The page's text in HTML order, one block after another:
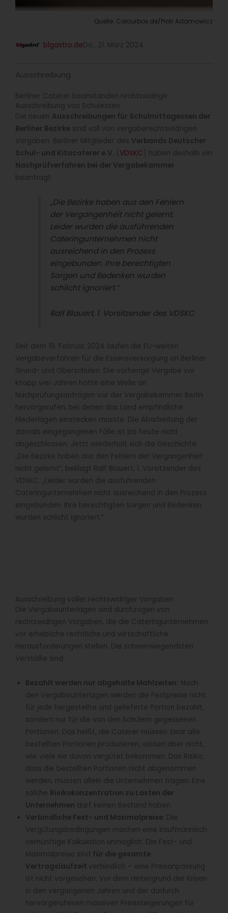
Quelle: Colourbox.de/Piotr Adamowicz
blgastro.deDo., 21. März 2024
Ausschreibung
Berliner Caterer beanstanden rechtswidrige
Ausschreibung von Schulessen
Die neuen Ausschreibungen für Schulmittagessen der
Berliner Bezirke sind voll von vergaberechtswidrigen
Vorgaben. Berliner Mitglieder des Verbands Deutscher
Schul- und Kitacaterer e.V. ( VDSKC ) haben deshalb ein
Nachprüfverfahren bei der Vergabekammer
beantragt.
„Die Bezirke haben aus den Fehlern
der Vergangenheit nicht gelernt.
Leider wurden die ausführenden
Cateringunternehmen nicht
ausreichend in den Prozess
eingebunden. Ihre berechtigten
Sorgen und Bedenken wurden
schlicht ignoriert.“
Ralf Blauert, 1. Vorsitzender des VDSKC
Seit dem 19. Februar 2024 laufen die EU-weiten
Vergabeverfahren für die Essensversorgung an Berliner
Grund- und Oberschulen. Die vorherige Vergabe vor
knapp vier Jahren hatte eine Welle an
Nachprüfungsanträgen vor der Vergabekammer Berlin
hervorgerufen, bei denen das Land empfindliche
Niederlagen einstecken musste. Die Abarbeitung der
damals eingegangenen Fälle ist bis heute nicht
abgeschlossen. Jetzt wiederholt sich die Geschichte:
„Die Bezirke haben aus den Fehlern der Vergangenheit
nicht gelernt“, beklagt Ralf Blauert, 1. Vorsitzender des
VDSKC. „Leider wurden die ausführenden
Cateringunternehmen nicht ausreichend in den Prozess
eingebunden. Ihre berechtigten Sorgen und Bedenken
wurden schlicht ignoriert.“
Ausschreibung voller rechtswidriger Vorgaben
Die Vergabeunterlagen sind durchzogen von
rechtswidrigen Vorgaben, die die Cateringunternehmen
vor erhebliche rechtliche und wirtschaftliche
Herausforderungen stellen. Die schwerwiegendsten
Verstöße sind:
Bezahlt werden nur abgeholte Mahlzeiten: Nach
den Vergabeunterlagen werden die Festpreise nicht
für jede hergestellte und gelieferte Portion bezahlt,
sondern nur für die von den Schülern gegessenen
Portionen. Das heißt, die Caterer müssen zwar alle
bestellten Portionen produzieren, wissen aber nicht,
wie viele sie davon vergütet bekommen. Das Risiko,
dass die bestellten Portionen nicht abgenommen
werden, müssen allein die Unternehmen tragen. Eine
solche Risikokonzentration zu Lasten der
Unternehmen darf keinen Bestand haben.
Verbindliche Fest- und Maximalpreise: Die
Vergütungsbedingungen machen eine kaufmännisch
vernünftige Kalkulation unmöglich. Die Fest- und
Maximalpreise sind für die gesamte
Vertragslaufzeit verbindlich – eine Preisanpassung
ist nicht vorgesehen. Vor dem Hintergrund der Krisen
in den vergangenen Jahren und der dadurch
hervorgerufenen massiven Preissteigerungen für